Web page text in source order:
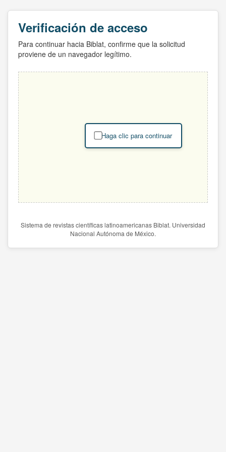
Verificación de acceso
Para continuar hacia Biblat, confirme que la solicitud
proviene de un navegador legítimo.
Haga clic para continuar
Sistema de revistas científicas latinoamericanas Biblat. Universidad
Nacional Autónoma de México.